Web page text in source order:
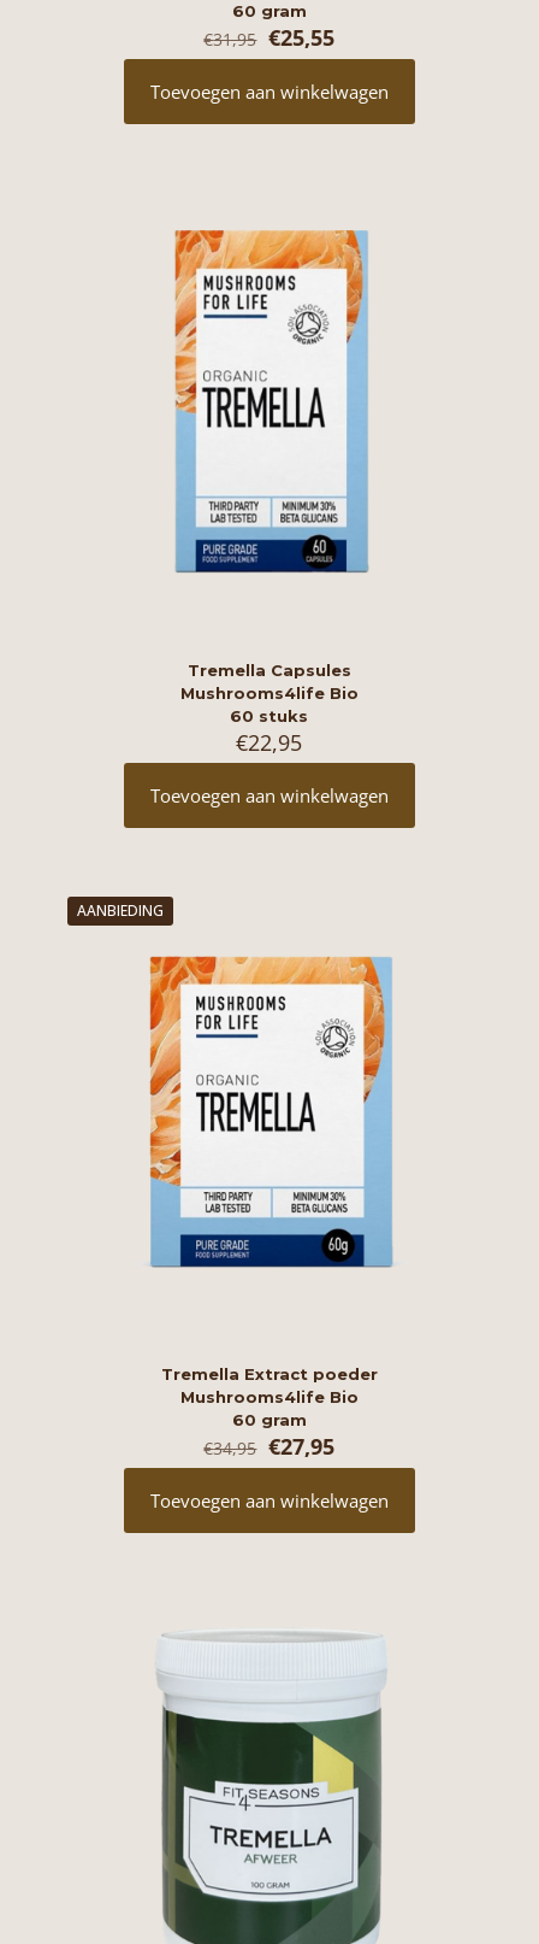
60 gram
€31,95 Oorspronkelijke
prijs
was:
€31,95.
€25,55Huidige
prijs
is:
€25,55.
Toevoegen aan winkelwagen
Tremella Capsules
Mushrooms4life Bio
60 stuks
€22,95
Toevoegen aan winkelwagen
AANBIEDING
Tremella Extract poeder
Mushrooms4life Bio
60 gram
€34,95 Oorspronkelijke
prijs
was:
€34,95.
€27,95Huidige
prijs
is:
€27,95.
Toevoegen aan winkelwagen